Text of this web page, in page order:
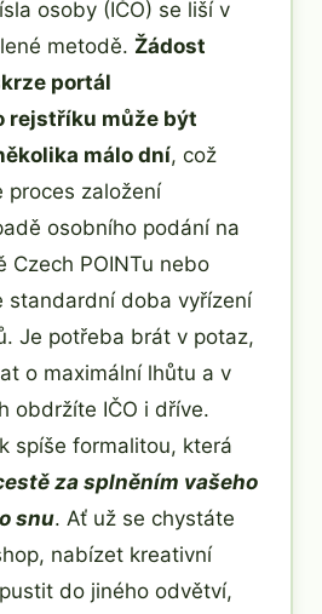
osoby (IČO) se liší v
metodě. Žádost
portál
rejstříku může být
málo dní, což
proces založení
osobního podání na
Czech POINTu nebo
standardní doba vyřízení
Je potřeba brát v potaz,
o maximální lhůtu a v
obdržíte IČO i dříve.
spíše formalitou, která
za splněním vašeho
snu. Ať už se chystáte
nabízet kreativní
do jiného odvětví,